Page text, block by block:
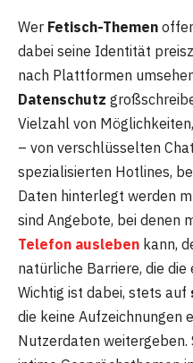
Wer Fetisch-Themen
dabei seine Identität
nach Plattformen
Datenschutz
Vielzahl von
– von verschlüsselten
spezialisierten Hotlines,
Daten hinterlegt werden
sind Angebote, bei denen
Telefon ausleben kann,
natürliche Barriere, die
Wichtig ist dabei, stets auf
die keine Aufzeichnungen
Nutzerdaten weitergeben.